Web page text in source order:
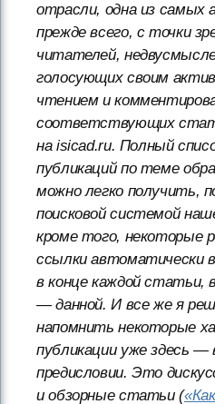
отрасли, одна из самых
прежде всего, с точки
читателей,
голосующих своим
чтением и
соответствующих
на isicad.ru. Полный
публикаций по теме
можно легко получить,
поисковой системой
кроме того, некоторые
ссылки автоматически
в конце каждой статьи,
— данной. И все же я
напомнить некоторые
публикации уже здесь —
предисловии. Это
и обзорные статьи («Как